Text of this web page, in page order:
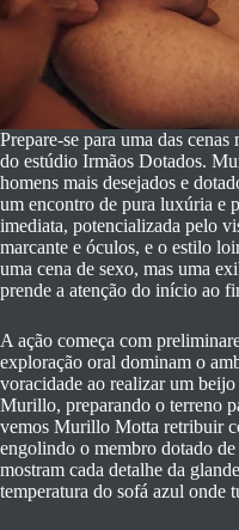
Prepare-se para uma das
do estúdio Irmãos Dotados.
homens mais desejados e
um encontro de pura luxúria e
imediata, potencializada pelo
marcante e óculos, e o estilo
uma cena de sexo, mas uma
prende a atenção do início ao
A ação começa com
exploração oral dominam o
voracidade ao realizar um
Murillo, preparando o terreno
vemos Murillo Motta retribuir
engolindo o membro dotado
mostram cada detalhe da
temperatura do sofá azul onde